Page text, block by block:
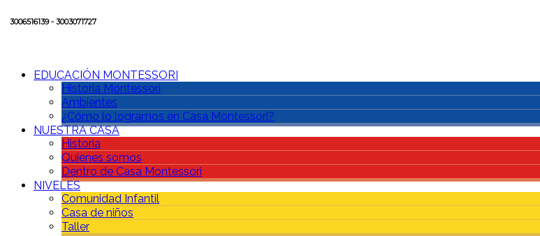
3006516139 - 3003071727
EDUCACIÓN MONTESSORI
Historia Montessori
Ambientes
¿Cómo lo logramos en Casa Montessori?
NUESTRA CASA
Historia
Quienes somos
Dentro de Casa Montessori
NIVELES
Comunidad Infantil
Casa de niños
Taller